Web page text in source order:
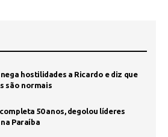
hostilidades a Ricardo e diz que
são normais
50 anos, degolou líderes
Paraíba